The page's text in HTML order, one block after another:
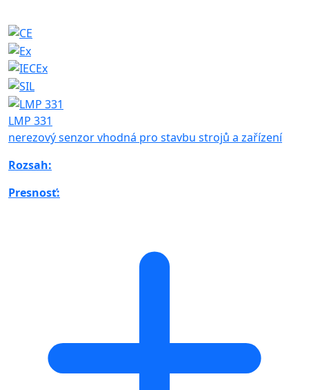
LMP 331
nerezový senzor vhodná pro stavbu strojů a zařízení
Rozsah:
Presnosť: